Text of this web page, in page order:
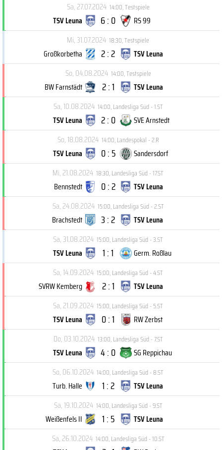
Sa, 27.07.2024 14:00,Testspiele
TSV Leuna 6 : 0
RS 99
Mi, 31.07.2024 18:30,Testspiele
Großkorbetha 2 : 2
TSV Leuna
So, 04.08.2024 14:00,Testspiele
BW Farnstädt 2 : 1
TSV Leuna
Sa, 10.08.2024 14:00,Landesliga Süd - 1.ST
TSV Leuna 2 : 0
SVE Arnstedt
So, 18.08.2024 14:00,Landespokal - 2.R
TSV Leuna 0 : 5
Sandersdorf
Mi, 21.08.2024 18:30,Landesliga Süd - 17.ST
Bennstedt 0 : 2
TSV Leuna
Sa, 24.08.2024 15:00,Landesliga Süd - 2.ST
Brachstedt 3 : 2
TSV Leuna
Sa, 31.08.2024 15:00,Landesliga Süd - 3.ST
TSV Leuna 1 : 1
Germ. Roßlau
Sa, 14.09.2024 15:00,Landesliga Süd - 4.ST
SVRW Kemberg 2 : 1
TSV Leuna
Sa, 21.09.2024 15:00,Landesliga Süd - 5.ST
TSV Leuna 0 : 1
RW Zerbst
Do, 03.10.2024 13:00,Landesliga Süd - 7.ST
TSV Leuna 4 : 0
SG Reppichau
So, 06.10.2024 14:00,Landesliga Süd - 8.ST
Turb. Halle 1 : 2
TSV Leuna
Sa, 19.10.2024 14:00,Landesliga Süd - 9.ST
Weißenfels II 1 : 5
TSV Leuna
Sa, 26.10.2024 14:00,Landesliga Süd - 10.ST